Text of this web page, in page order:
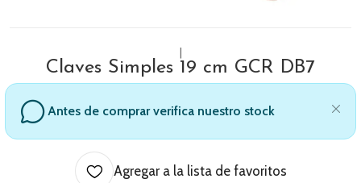
Claves Simples 19 cm GCR DB7
Antes de comprar verifica nuestro stock
Agregar a la lista de favoritos